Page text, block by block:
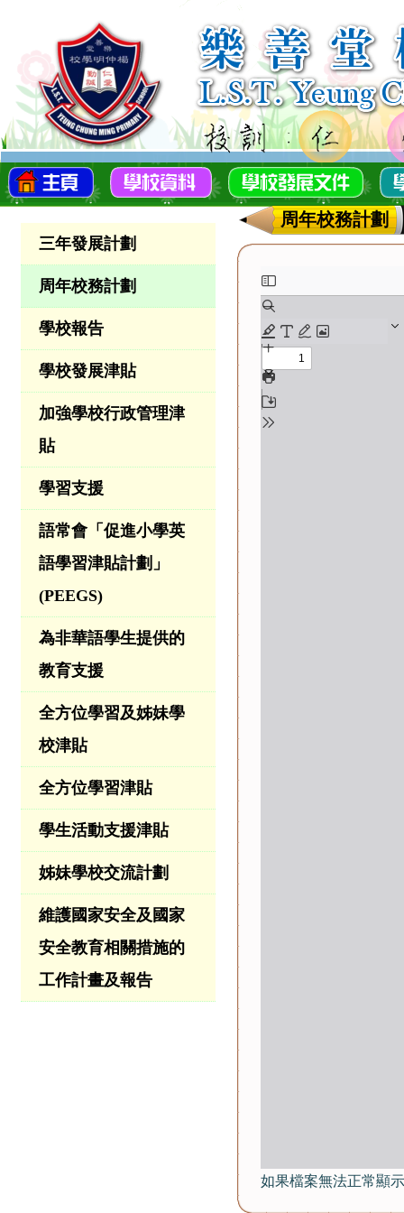
三年發展計劃
周年校務計劃
學校報告
學校發展津貼
加強學校行政管理津
貼
學習支援
語常會「促進小學英
語學習津貼計劃」
(PEEGS)
為非華語學生提供的
教育支援
全方位學習及姊妹學
校津貼
全方位學習津貼
學生活動支援津貼
姊妹學校交流計劃
維護國家安全及國家
安全教育相關措施的
工作計畫及報告
周年校務計劃
如果檔案無法正常顯